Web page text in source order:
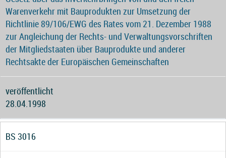
Warenverkehr mit Bauprodukten zur Umsetzung der
Richtlinie 89/106/EWG des Rates vom 21. Dezember 1988
zur Angleichung der Rechts- und Verwaltungsvorschriften
der Mitgliedstaaten über Bauprodukte und anderer
Rechtsakte der Europäischen Gemeinschaften
veröffentlicht
28.04.1998
BS 3016